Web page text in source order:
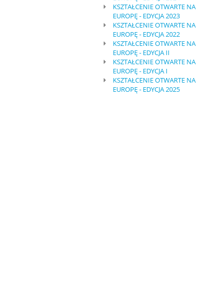
KSZTAŁCENIE OTWARTE NA
EUROPĘ - EDYCJA 2023
KSZTAŁCENIE OTWARTE NA
EUROPĘ - EDYCJA 2022
KSZTAŁCENIE OTWARTE NA
EUROPĘ - EDYCJA II
KSZTAŁCENIE OTWARTE NA
EUROPĘ - EDYCJA I
KSZTAŁCENIE OTWARTE NA
EUROPĘ - EDYCJA 2025